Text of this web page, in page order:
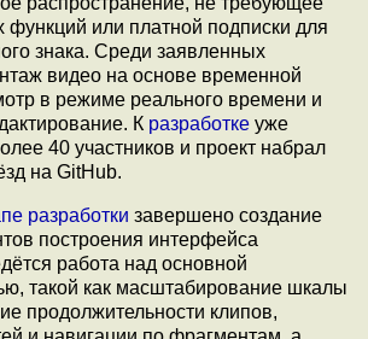
функций или платной подписки для
знака. Среди заявленных
видео на основе временной
в режиме реального времени и
К разработке уже
40 участников и проект набрал
на GitHub.
разработки завершено создание
построения интерфейса
работа над основной
такой как масштабирование шкалы
продолжительности клипов,